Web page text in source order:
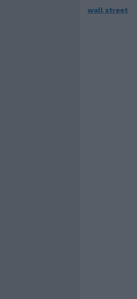
wall street